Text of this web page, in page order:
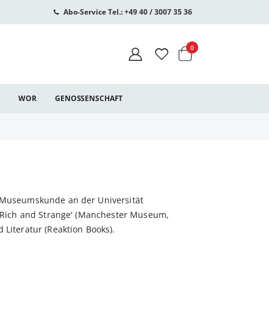
Abo-Service Tel.: +49 40 / 3007 35 36
Warenkorb
0Artikel
WOR GENOSSENSCHAFT
an der Universität
and Strange' (Manchester Museum,
(Reaktion Books).